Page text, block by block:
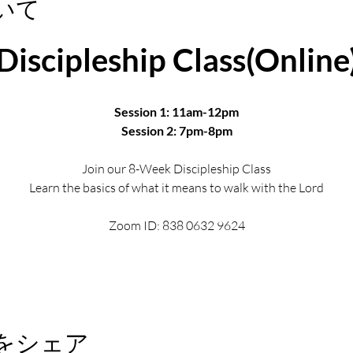
て
Session 1: 11am-12pm
Session 2: 7pm-8pm
Join our 8-Week Discipleship Class
Learn the basics of what it means to walk with the Lord
Zoom ID: 838 0632 9624
シェア